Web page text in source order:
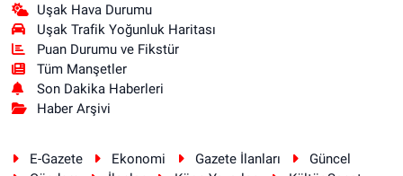
Uşak Hava Durumu
Uşak Trafik Yoğunluk Haritası
Puan Durumu ve Fikstür
Tüm Manşetler
Son Dakika Haberleri
Haber Arşivi
E-Gazete Ekonomi Gazete İlanları
Güncel